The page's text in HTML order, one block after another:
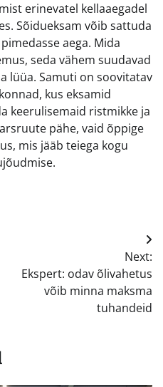
erinevatel kellaaegadel
Sõidueksam võib sattuda
aega. Mida
seda vähem suudavad
lüüa. Samuti on soovitatav
kus eksamid
keerulisemaid ristmikke ja
pähe, vaid õppige
mis jääb teiega kogu
Next:
Ekspert: odav õlivahetus
võib minna maksma
tuhandeid